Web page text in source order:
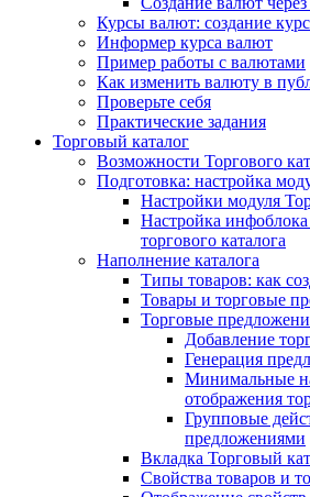
Курсы валют: создание
Информер курса валют
Пример работы с валютами
Как изменить валюту в
Проверьте себя
Практические задания
Торговый каталог
Возможности Торгового
Подготовка: настройка
Настройки модуля
Настройка
торгового каталога
Наполнение каталога
Типы товаров: как
Товары и торговые
Торговые
Добавление
Генерация
Минимальные
отображения
Групповые
предложениями
Вкладка Торговый
Свойства товаров и